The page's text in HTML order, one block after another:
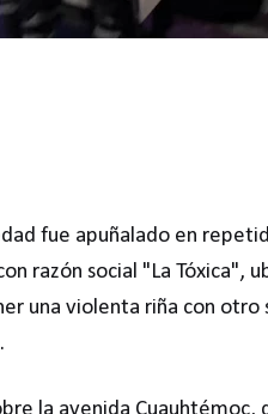
fue apuñalado en
razón social "La Tóxica",
una violenta riña con